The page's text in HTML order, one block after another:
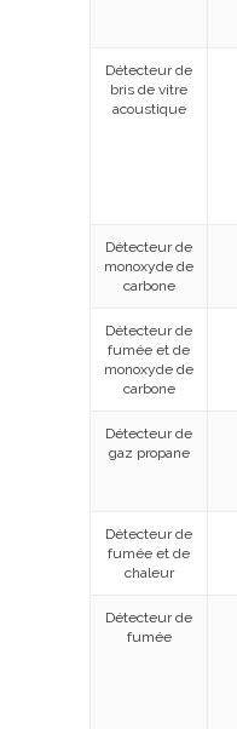
Détecteur de
bris de vitre
acoustique
Détecteur de
monoxyde de
carbone
Détecteur de
fumée et de
monoxyde de
carbone
Détecteur de
gaz propane
Détecteur de
fumée et de
chaleur
Détecteur de
fumée